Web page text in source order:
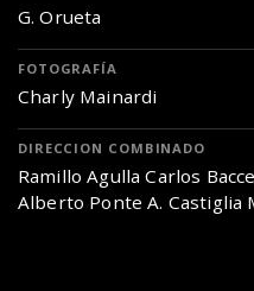
G. Orueta
FOTOGRAFÍA
Charly Mainardi
DIRECCION COMBINADO
Ramillo Agulla Carlos
Alberto Ponte A. Castiglia